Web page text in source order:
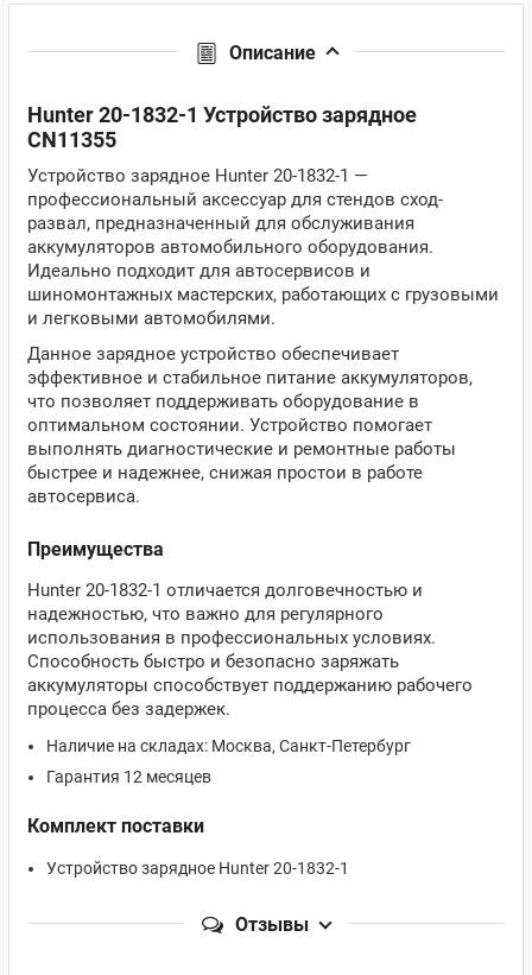
Описание
Hunter 20-1832-1 Устройство зарядное
CN11355
Устройство зарядное Hunter 20-1832-1 —
профессиональный аксессуар для стендов сход-
развал, предназначенный для обслуживания
аккумуляторов автомобильного оборудования.
Идеально подходит для автосервисов и
шиномонтажных мастерских, работающих с грузовыми
и легковыми автомобилями.
Данное зарядное устройство обеспечивает
эффективное и стабильное питание аккумуляторов,
что позволяет поддерживать оборудование в
оптимальном состоянии. Устройство помогает
выполнять диагностические и ремонтные работы
быстрее и надежнее, снижая простои в работе
автосервиса.
Преимущества
Hunter 20-1832-1 отличается долговечностью и
надежностью, что важно для регулярного
использования в профессиональных условиях.
Способность быстро и безопасно заряжать
аккумуляторы способствует поддержанию рабочего
процесса без задержек.
Наличие на складах: Москва, Санкт-Петербург
Гарантия 12 месяцев
Комплект поставки
Устройство зарядное Hunter 20-1832-1
Отзывы